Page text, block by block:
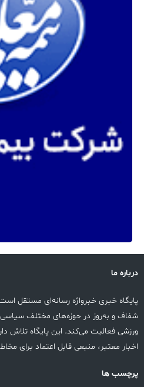
درباره ما
پایگاه خبری خبرواژه رسانه‌ای مستقل
شفاف و به‌روز در حوزه‌های مختلف
ورزشی فعالیت می‌کند. این پایگاه تلاش
اخبار معتبر، منبعی قابل اعتماد برای
پرچسب ها